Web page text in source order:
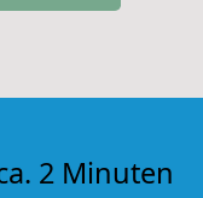
2 Minuten